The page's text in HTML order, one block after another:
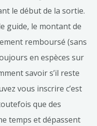
le début de la sortie.
guide, le montant de
remboursé (sans
en espèces sur
savoir s’il reste
vous inscrire c’est
que des
temps et dépassent